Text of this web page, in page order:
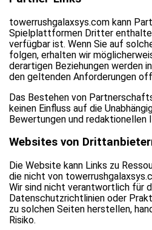
towerrushgalaxsys.com kann
Spielplattformen Dritter
verfügbar ist. Wenn Sie auf
folgen, erhalten wir
derartigen Beziehungen werden
den geltenden Anforderungen
Das Bestehen von
keinen Einfluss auf die
Bewertungen und redaktionellen
Websites von
Die Website kann Links zu
die nicht von
Wir sind nicht verantwortlich für
Datenschutzrichtlinien oder
zu solchen Seiten herstellen,
Risiko.